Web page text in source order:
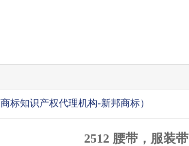
标知识产权代理机构-新邦商标）
2512 腰带，服装带